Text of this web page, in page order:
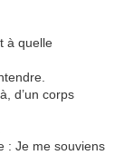
à quelle
d’un corps
: Je me souviens